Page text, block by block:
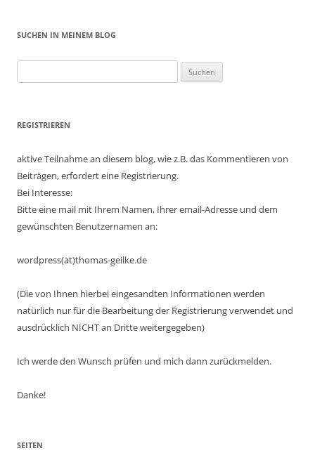
SUCHEN IN MEINEM BLOG
nach:
REGISTRIEREN
aktive Teilnahme an diesem blog, wie z.B. das Kommentieren von
Beiträgen, erfordert eine Registrierung.
Bei Interesse:
Bitte eine mail mit Ihrem Namen, Ihrer email-Adresse und dem
gewünschten Benutzernamen an:
wordpress(at)thomas-geilke.de
(Die von Ihnen hierbei eingesandten Informationen werden
natürlich nur für die Bearbeitung der Registrierung verwendet und
ausdrücklich NICHT an Dritte weitergegeben)
Ich werde den Wunsch prüfen und mich dann zurückmelden.
Danke!
SEITEN